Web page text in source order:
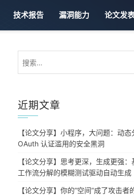
技术报告 漏洞能力 论文发
索：
近期文章
【论文分享】小程序，大问题：动
OAuth 认证滥用的安全黑洞
【论文分享】思考更深，生成更强
工作流分解的模糊测试驱动自动生成
【论文分享】你的”空间”成了攻击者